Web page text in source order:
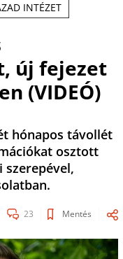
INTÉZET
új fejezet
(VIDEÓ)
hónapos távollét
osztott
szerepével,
23 Mentés